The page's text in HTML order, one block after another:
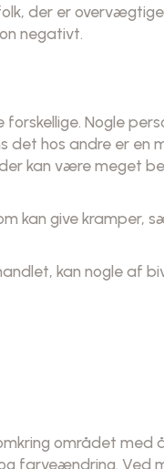
der er
negativt.
Nogle
det hos andre er en
der kan være meget
kan give kramper,
kan nogle af
området med
farveændring. Ved